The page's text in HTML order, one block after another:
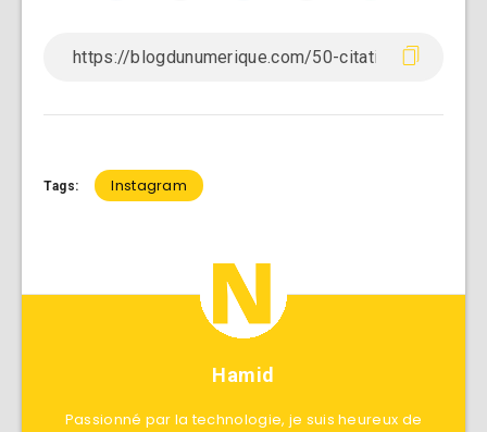
Tags: Instagram
Hamid
Passionné par la technologie, je suis heureux de